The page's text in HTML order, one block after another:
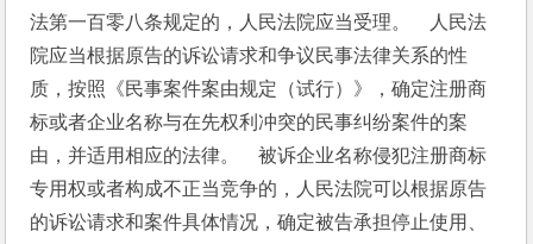
法第一百零八条规定的，人民法院应当受理。　人民法
院应当根据原告的诉讼请求和争议民事法律关系的性
质，按照《民事案件案由规定（试行）》，确定注册商
标或者企业名称与在先权利冲突的民事纠纷案件的案
由，并适用相应的法律。　被诉企业名称侵犯注册商标
专用权或者构成不正当竞争的，人民法院可以根据原告
的诉讼请求和案件具体情况，确定被告承担停止使用、